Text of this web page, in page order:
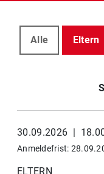
Alle Eltern
30.09.2026 |
Anmeldefrist:
ELTERN